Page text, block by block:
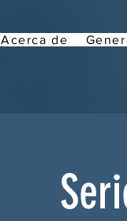
Acerca de